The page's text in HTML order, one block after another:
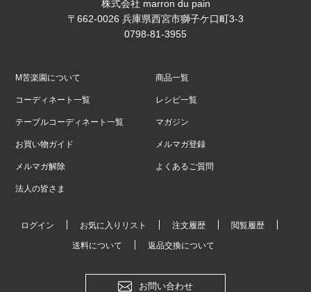
株式会社 marron du pain
〒662-0026 兵庫県西宮市獅子ケ口町3-3
0798-81-3955
M苦楽園について 商品一覧
コーディネート一覧 レシピ一覧
テーブルコーディネート一覧 マガジン
お買い物ガイド メルマガ登録
メルマガ解除 よくあるご質問
法人の皆さま
ログイン お気に入りリスト 注文履歴 閲覧履歴
送料について 返品交換について
お問い合わせ